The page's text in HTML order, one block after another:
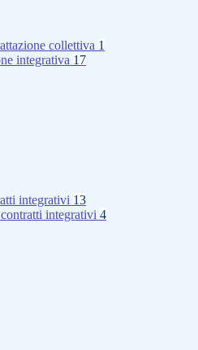
collettiva 1
integrativa 17
integrativi 13
integrativi 4